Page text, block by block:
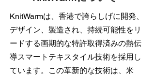
KnitWarmは、香港で誇らしげに開発、
デザイン、製造され、持続可能性をリ
ードする画期的な特許取得済みの熱伝
導スマートテキスタイル技術を採用し
ています。この革新的な技術は、米